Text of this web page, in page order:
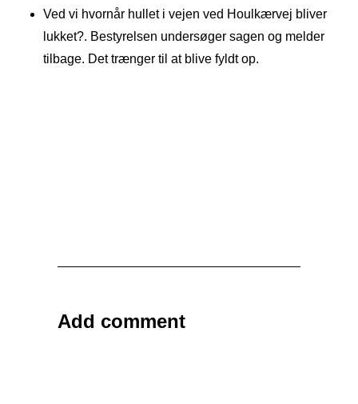
Ved vi hvornår hullet i vejen ved Houlkærvej bliver
lukket?. Bestyrelsen undersøger sagen og melder
tilbage. Det trænger til at blive fyldt op.
Add comment